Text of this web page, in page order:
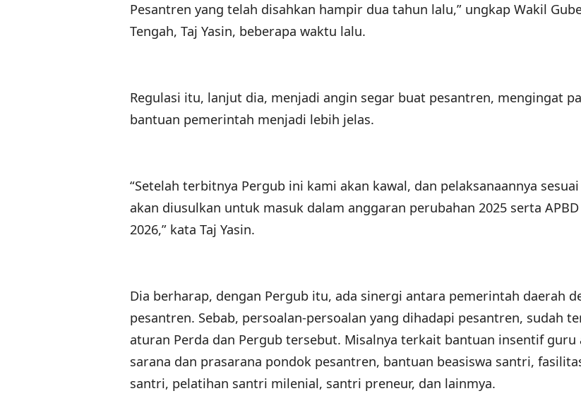
Pesantren yang telah disahkan hampir dua tahun lalu,” ungkap Wakil
Tengah, Taj Yasin, beberapa waktu lalu.
Regulasi itu, lanjut dia, menjadi angin segar buat pesantren, mengingat
bantuan pemerintah menjadi lebih jelas.
“Setelah terbitnya Pergub ini kami akan kawal, dan pelaksanaannya
akan diusulkan untuk masuk dalam anggaran perubahan 2025 serta
2026,” kata Taj Yasin.
Dia berharap, dengan Pergub itu, ada sinergi antara pemerintah daerah
pesantren. Sebab, persoalan-persoalan yang dihadapi pesantren, sudah
aturan Perda dan Pergub tersebut. Misalnya terkait bantuan insentif guru
sarana dan prasarana pondok pesantren, bantuan beasiswa santri,
santri, pelatihan santri milenial, santri preneur, dan lainmya.